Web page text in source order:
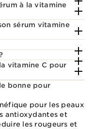
à la vitamine
sérum vitamine
vitamine C pour
bonne pour
pour les peaux
antioxydantes et
les rougeurs et